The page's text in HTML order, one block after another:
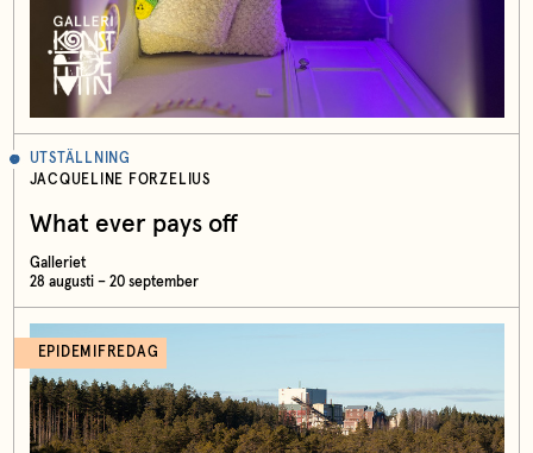
UTSTÄLLNING
JACQUELINE FORZELIUS
What ever pays off
Galleriet
28 augusti – 20 september
EPIDEMIFREDAG